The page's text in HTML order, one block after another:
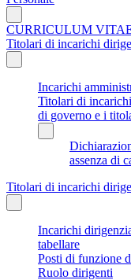
CURRICULUM
Titolari di incarichi
Incarichi
Titolari di
di governo e i
assenza di
Titolari di incarichi
Incarichi
tabellare
Posti di funzione
Ruolo dirigenti